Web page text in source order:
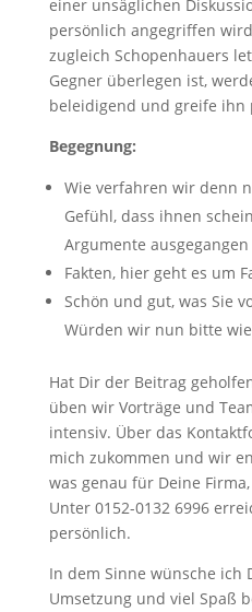
einer unsäglichen
persönlich angegriffen
zugleich Schopenhauers
Gegner überlegen ist,
beleidigend und greife ihn
Begegnung:
Wie verfahren wir denn
Gefühl, dass ihnen
Argumente
Fakten, hier geht es um
Schön und gut, was Sie
Würden wir nun bitte
Hat Dir der Beitrag
üben wir Vorträge und
intensiv. Über das
mich zukommen und wir
was genau für Deine
Unter 0152-0132 6996
persönlich.
In dem Sinne wünsche ich
Umsetzung und viel Spaß